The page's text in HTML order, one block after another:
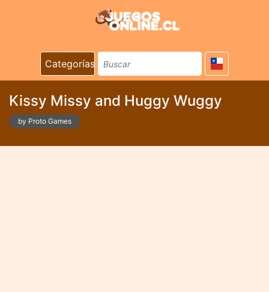
Categorías
Kissy Missy and Huggy Wuggy
by Proto Games